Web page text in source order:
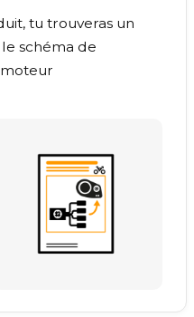
tu trouveras un
schéma de